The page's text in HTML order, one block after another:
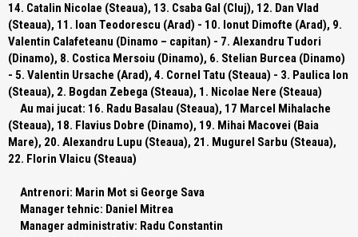
14. Catalin Nicolae (Steaua), 13. Csaba Gal (Cluj), 12. Dan Vlad
(Steaua), 11. Ioan Teodorescu (Arad) - 10. Ionut Dimofte (Arad), 9.
Valentin Calafeteanu (Dinamo – capitan) - 7. Alexandru Tudori
(Dinamo), 8. Costica Mersoiu (Dinamo), 6. Stelian Burcea (Dinamo)
- 5. Valentin Ursache (Arad), 4. Cornel Tatu (Steaua) - 3. Paulica Ion
(Steaua), 2. Bogdan Zebega (Steaua), 1. Nicolae Nere (Steaua)
Au mai jucat: 16. Radu Basalau (Steaua), 17 Marcel Mihalache
(Steaua), 18. Flavius Dobre (Dinamo), 19. Mihai Macovei (Baia
Mare), 20. Alexandru Lupu (Steaua), 21. Mugurel Sarbu (Steaua),
22. Florin Vlaicu (Steaua)
Antrenori: Marin Mot si George Sava
Manager tehnic: Daniel Mitrea
Manager administrativ: Radu Constantin